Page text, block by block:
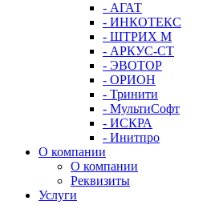
- АГАТ
- ИНКОТЕКС
- ШТРИХ М
- АРКУС-СТ
- ЭВОТОР
- ОРИОН
- Тринити
- МультиСофт
- ИСКРА
- Инитпро
О компании
О компании
Реквизиты
Услуги